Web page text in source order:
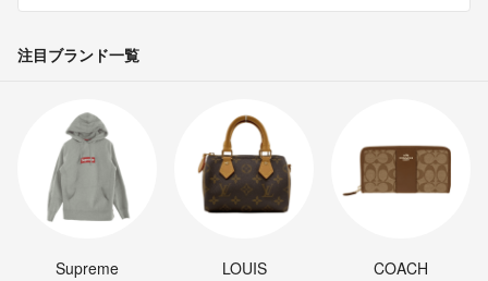
注目ブランド一覧
Supreme
LOUIS
COACH